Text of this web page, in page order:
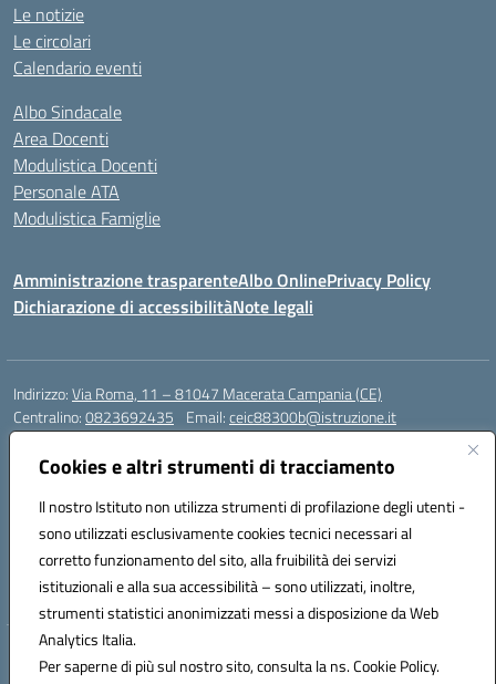
Cookies e altri strumenti di tracciamento
Il nostro Istituto non utilizza strumenti di profilazione degli utenti -
sono utilizzati esclusivamente cookies tecnici necessari al
corretto funzionamento del sito, alla fruibilità dei servizi
istituzionali e alla sua accessibilità – sono utilizzati, inoltre,
strumenti statistici anonimizzati messi a disposizione da Web
Analytics Italia.
Per saperne di più sul nostro sito, consulta la ns. Cookie Policy.
Le notizie
Le circolari
Calendario eventi
Albo Sindacale
Area Docenti
Modulistica Docenti
Personale ATA
Modulistica Famiglie
Amministrazione trasparenteAlbo OnlinePrivacy Policy
Dichiarazione di accessibilitàNote legali
Indirizzo:Via Roma, 11 – 81047 Macerata Campania (CE)
Centralino:0823692435 Email:ceic88300b@istruzione.it
Posta elettronica certificata (PEC):
Codice fiscale: 94017830616
Codice meccanografico:CEIC88300B
DPO Esempio Antonio
e-mail: esempioantonio.dpo@gmail.com
Pec: esempioantonio@pec.it
Hosting & Powered by 3D Solution S.r.l.